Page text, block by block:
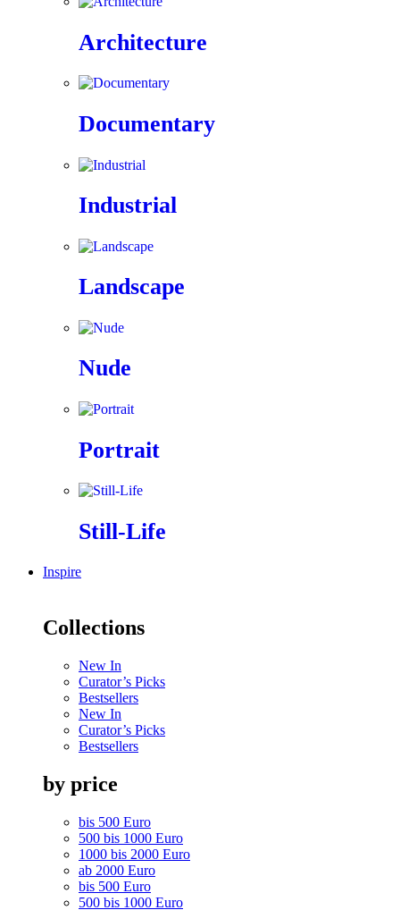
Architecture
Documentary
Industrial
Landscape
Nude
Portrait
Still-Life
Inspire
Collections
New In
Curator’s Picks
Bestsellers
New In
Curator’s Picks
Bestsellers
by price
bis 500 Euro
500 bis 1000 Euro
1000 bis 2000 Euro
ab 2000 Euro
bis 500 Euro
500 bis 1000 Euro